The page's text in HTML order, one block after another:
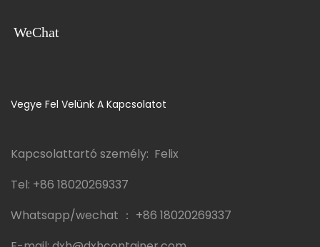
WeChat
Vegye Fel Velünk A Kapcsolatot
Kapcsolattartó személy: Felix
Tel: +86 18020269337
Whatsapp/wechat ： +86 18020269337